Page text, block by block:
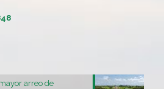
arreo de